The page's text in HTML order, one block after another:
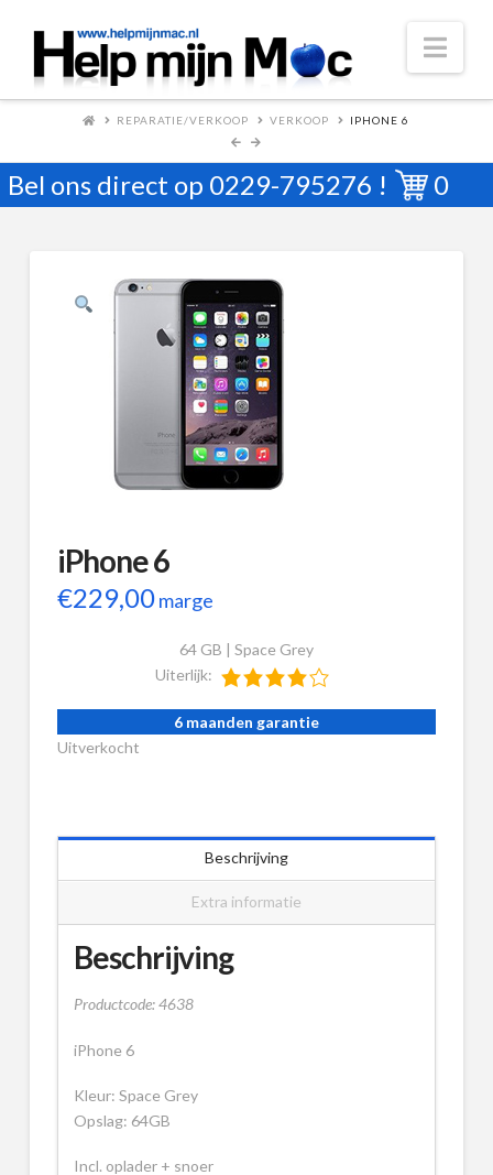
REPARATIE/VERKOOP VERKOOP IPHONE 6
Bel ons direct op 0229-795276 ! 0
iPhone 6
€229,00marge
64 GB | Space Grey
Uiterlijk:
6 maanden garantie
Uitverkocht
Beschrijving
Extra informatie
Beschrijving
Productcode: 4638
iPhone 6
Kleur: Space Grey
Opslag: 64GB
Incl. oplader + snoer